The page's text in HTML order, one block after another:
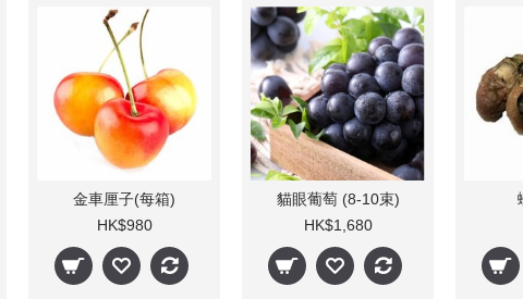
金車厘子(每箱)
HK$980
貓眼葡萄 (8-10束)
HK$1,680